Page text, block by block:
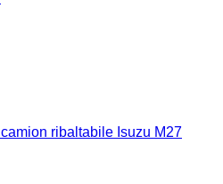
camion ribaltabile Isuzu M27